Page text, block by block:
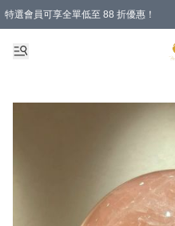
特選會員可享全單低至 88 折優惠！
購物滿 HKD 1000.00即享免運費優惠！